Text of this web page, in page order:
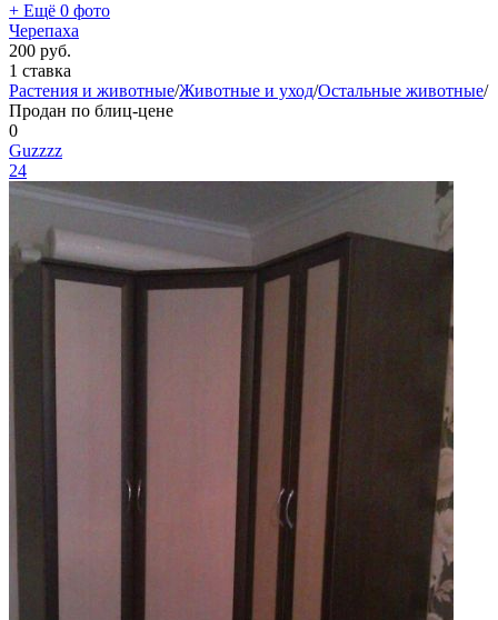
+ Ещё 0 фото
Черепаха
200 руб.
1 ставка
Растения и животные/Животные и уход/Остальные животные/
Продан по блиц-цене
0
Guzzzz
24